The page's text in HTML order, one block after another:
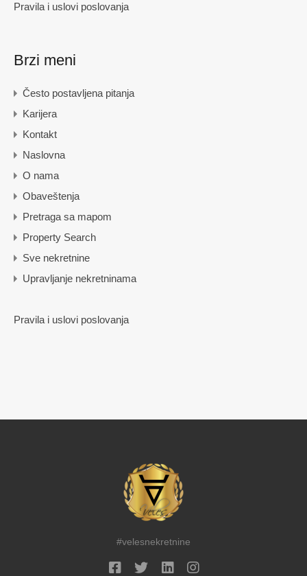
Pravila i uslovi poslovanja
Brzi meni
Često postavljena pitanja
Karijera
Kontakt
Naslovna
O nama
Obaveštenja
Pretraga sa mapom
Property Search
Sve nekretnine
Upravljanje nekretninama
Pravila i uslovi poslovanja
#velesnekretnine